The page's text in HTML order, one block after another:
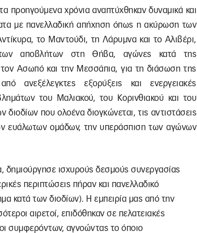
προηγούμενα χρόνια αναπτύχθηκαν δυναμικά και
με πανελλαδική απήχηση όπως η ακύρωση των
το Μαντούδι, τη Λάρυμνα και το Αλιβέρι,
των αποβλήτων στη Θήβα, αγώνες κατά της
Ασωπό και την Μεσσάπια, για τη διάσωση της
ανεξέλεγκτες εξορύξεις και ενεργειακές
του Μαλιακού, του Κορινθιακού και του
διοδίων που ολοένα διογκώνεται, τις αντιστάσεις
ευάλωτων ομάδων, την υπεράσπιση των αγώνων
ισχυρούς δεσμούς συνεργασίας
περιπτώσεις πήραν και πανελλαδικό
κατά των διοδίων). Η εμπειρία μας από την
αιρετοί, επιδόθηκαν σε πελατειακές
συμφερόντων, αγνοώντας το όποιο